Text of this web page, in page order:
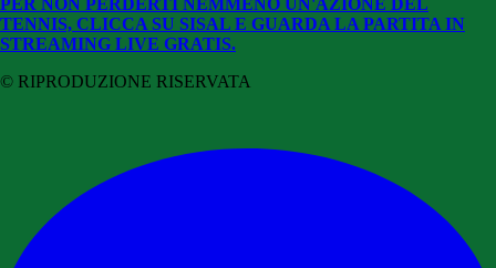
PER NON PERDERTI NEMMENO UN'AZIONE DEL
TENNIS, CLICCA SU SISAL E GUARDA LA PARTITA IN
STREAMING LIVE GRATIS.
© RIPRODUZIONE RISERVATA